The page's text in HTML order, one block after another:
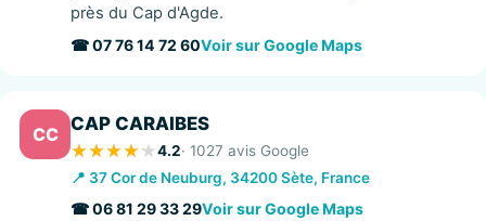
près du Cap d'Agde.
☎ 07 76 14 72 60Voir sur Google Maps
CC CAP CARAIBES
4.2· 1027 avis Google
📍 37 Cor de Neuburg, 34200 Sète, France
☎ 06 81 29 33 29Voir sur Google Maps